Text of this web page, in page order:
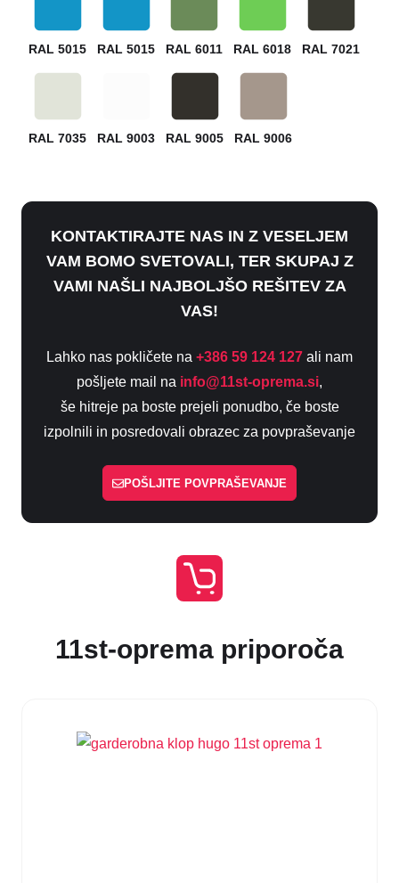
RAL 5015 RAL 5015 RAL 6011 RAL 6018 RAL 7021
RAL 7035 RAL 9003 RAL 9005 RAL 9006
KONTAKTIRAJTE NAS IN Z VESELJEM
VAM BOMO SVETOVALI, TER SKUPAJ Z
VAMI NAŠLI NAJBOLJŠO REŠITEV ZA
VAS!
Lahko nas pokličete na +386 59 124 127 ali nam
pošljete mail na info@11st-oprema.si,
še hitreje pa boste prejeli ponudbo, če boste
izpolnili in posredovali obrazec za povpraševanje
POŠLJITE POVPRAŠEVANJE
11st-oprema priporoča